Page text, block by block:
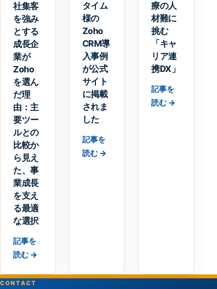
社集客
を強み
とする
成長企
業が
Zoho
を選ん
だ理
由：主
要ツー
ルとの
比較か
ら見え
た、事
業成長
を支え
る最適
な選択
記事を
読む →
タイム
様の
Zoho
CRM導
入事例
が公式
サイト
に掲載
されま
した
記事を
読む →
療の人
材難に
挑む
「キャ
リア連
携DX」
記事を
読む →
CONTACT